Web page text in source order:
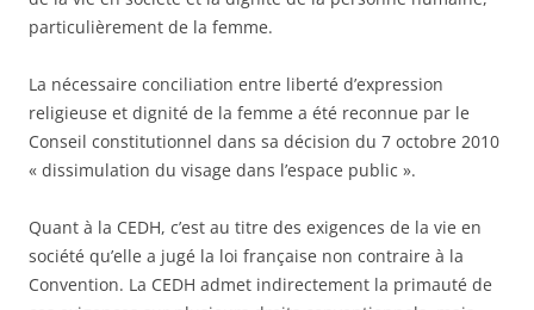
particulièrement de la femme.
La nécessaire conciliation entre liberté d’expression
religieuse et dignité de la femme a été reconnue par le
Conseil constitutionnel dans sa décision du 7 octobre 2010
« dissimulation du visage dans l’espace public ».
Quant à la CEDH, c’est au titre des exigences de la vie en
société qu’elle a jugé la loi française non contraire à la
Convention. La CEDH admet indirectement la primauté de